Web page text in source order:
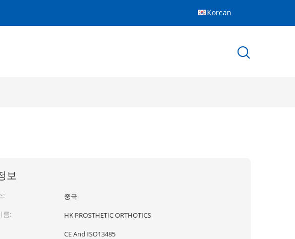
Korean
보
:
중국
름:
HK PROSTHETIC ORTHOTICS
CE And ISO13485